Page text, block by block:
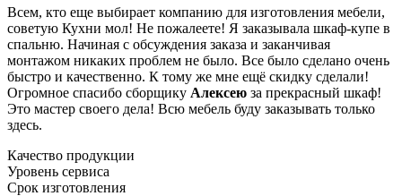
Всем, кто еще выбирает компанию для изготовления мебели,
советую Кухни мол! Не пожалеете! Я заказывала шкаф-купе в
спальню. Начиная с обсуждения заказа и заканчивая
монтажом никаких проблем не было. Все было сделано очень
быстро и качественно. К тому же мне ещё скидку сделали!
Огромное спасибо сборщику Алексею за прекрасный шкаф!
Это мастер своего дела! Всю мебель буду заказывать только
здесь.
Качество продукции
Уровень сервиса
Срок изготовления